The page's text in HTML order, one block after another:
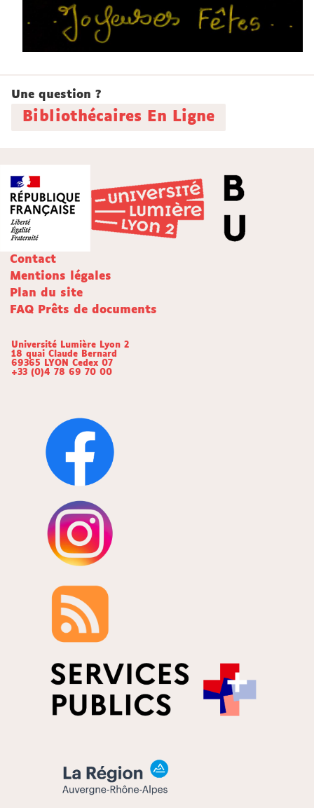
Une question ?
Bibliothécaires En Ligne
Contact
Mentions légales
Plan du site
FAQ Prêts de documents
Université Lumière Lyon 2
18 quai Claude Bernard
69365 LYON Cedex 07
+33 (0)4 78 69 70 00